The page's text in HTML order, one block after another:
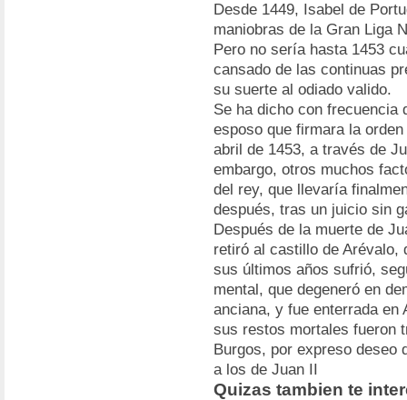
Desde 1449, Isabel de
maniobras de la Gran Liga
Pero no sería hasta 1453
cansado de las continuas
su suerte al odiado valido.
Se ha dicho con frecuencia
esposo que firmara la
abril de 1453, a través de
embargo, otros muchos
del rey, que llevaría
después, tras un juicio sin
Después de la muerte de
retiró al castillo de Arévalo,
sus últimos años sufrió,
mental, que degeneró en
anciana, y fue enterrada en
sus restos mortales fueron
Burgos, por expreso deseo
a los de Juan II
Quizas tambien te